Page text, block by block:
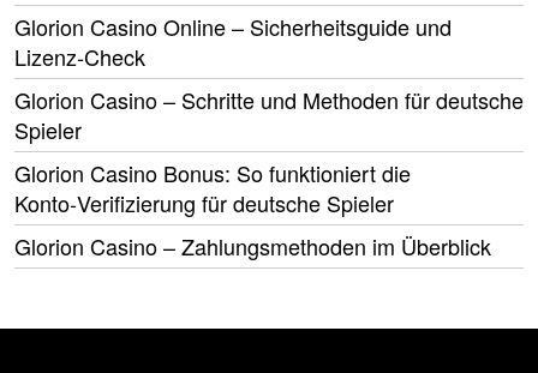
Glorion Casino Online – Sicherheitsguide und
Lizenz‑Check
Glorion Casino – Schritte und Methoden für deutsche
Spieler
Glorion Casino Bonus: So funktioniert die
Konto‑Verifizierung für deutsche Spieler
Glorion Casino – Zahlungsmethoden im Überblick